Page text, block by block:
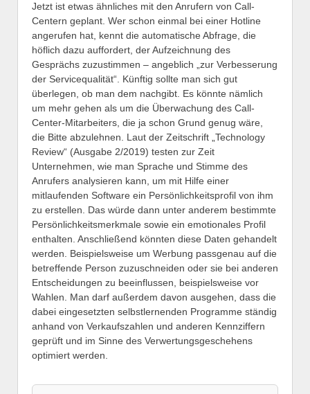
Jetzt ist etwas ähnliches mit den Anrufern von Call-
Centern geplant. Wer schon einmal bei einer Hotline
angerufen hat, kennt die automatische Abfrage, die
höflich dazu auffordert, der Aufzeichnung des
Gesprächs zuzustimmen – angeblich „zur Verbesserung
der Servicequalität“. Künftig sollte man sich gut
überlegen, ob man dem nachgibt. Es könnte nämlich
um mehr gehen als um die Überwachung des Call-
Center-Mitarbeiters, die ja schon Grund genug wäre,
die Bitte abzulehnen. Laut der Zeitschrift „Technology
Review“ (Ausgabe 2/2019) testen zur Zeit
Unternehmen, wie man Sprache und Stimme des
Anrufers analysieren kann, um mit Hilfe einer
mitlaufenden Software ein Persönlichkeitsprofil von ihm
zu erstellen. Das würde dann unter anderem bestimmte
Persönlichkeitsmerkmale sowie ein emotionales Profil
enthalten. Anschließend könnten diese Daten gehandelt
werden. Beispielsweise um Werbung passgenau auf die
betreffende Person zuzuschneiden oder sie bei anderen
Entscheidungen zu beeinflussen, beispielsweise vor
Wahlen. Man darf außerdem davon ausgehen, dass die
dabei eingesetzten selbstlernenden Programme ständig
anhand von Verkaufszahlen und anderen Kennziffern
geprüft und im Sinne des Verwertungsgeschehens
optimiert werden.